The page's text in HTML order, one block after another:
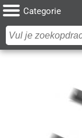
Categorie